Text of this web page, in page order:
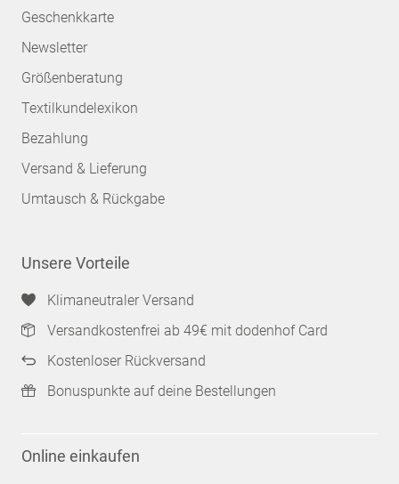
Geschenkkarte
Newsletter
Größenberatung
Textilkundelexikon
Bezahlung
Versand & Lieferung
Umtausch & Rückgabe
Unsere Vorteile
Klimaneutraler Versand
Versandkostenfrei ab 49€ mit dodenhof Card
Kostenloser Rückversand
Bonuspunkte auf deine Bestellungen
Online einkaufen